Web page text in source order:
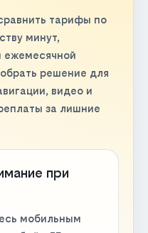
тарифы по
минут,
ежемесячной
решение для
видео и
за лишние
при
мобильным